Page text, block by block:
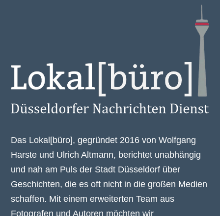
Das Lokal[büro], gegründet 2016 von Wolfgang
Harste und Ulrich Altmann, berichtet unabhängig
und nah am Puls der Stadt Düsseldorf über
Geschichten, die es oft nicht in die großen Medien
schaffen. Mit einem erweiterten Team aus
Fotografen und Autoren möchten wir